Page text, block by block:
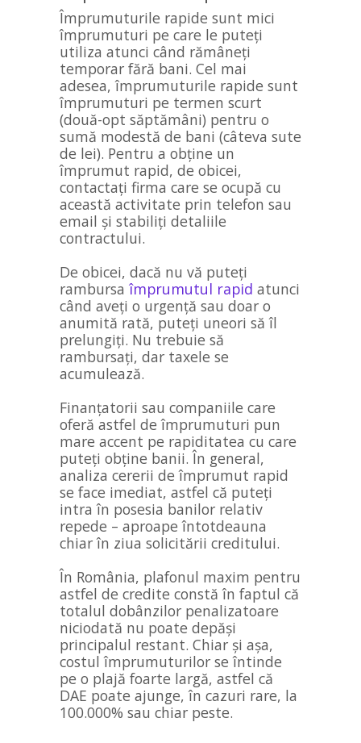
Împrumuturile rapide sunt mici
împrumuturi pe care le puteți
utiliza atunci când rămâneți
temporar fără bani. Cel mai
adesea, împrumuturile rapide sunt
împrumuturi pe termen scurt
(două-opt săptămâni) pentru o
sumă modestă de bani (câteva sute
de lei). Pentru a obține un
împrumut rapid, de obicei,
contactați firma care se ocupă cu
această activitate prin telefon sau
email și stabiliți detaliile
contractului.
De obicei, dacă nu vă puteți
rambursa împrumutul rapid atunci
când aveți o urgență sau doar o
anumită rată, puteți uneori să îl
prelungiți. Nu trebuie să
rambursați, dar taxele se
acumulează.
Finanțatorii sau companiile care
oferă astfel de împrumuturi pun
mare accent pe rapiditatea cu care
puteți obține banii. În general,
analiza cererii de împrumut rapid
se face imediat, astfel că puteți
intra în posesia banilor relativ
repede – aproape întotdeauna
chiar în ziua solicitării creditului.
În România, plafonul maxim pentru
astfel de credite constă în faptul că
totalul dobânzilor penalizatoare
niciodată nu poate depăși
principalul restant. Chiar și așa,
costul împrumuturilor se întinde
pe o plajă foarte largă, astfel că
DAE poate ajunge, în cazuri rare, la
100.000% sau chiar peste.